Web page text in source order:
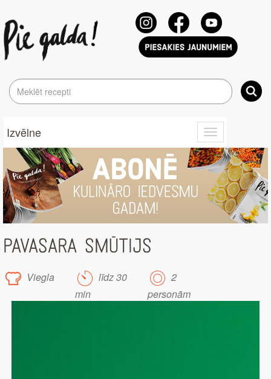
Toggle
navigation
Izvēlne
PAVASARA SMŪTIJS
Viegla
līdz 30
min
2
personām